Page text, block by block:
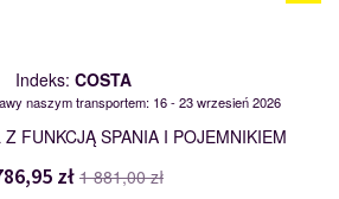
Indeks: COSTA
naszym transportem: 16 - 23 wrzesień 2026
FUNKCJĄ SPANIA I POJEMNIKIEM
zł 1 881,00 zł